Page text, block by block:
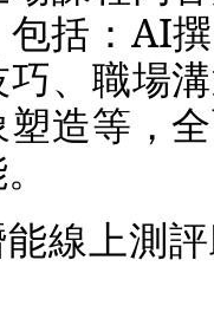
括： AI
、職場
造等，
線上測